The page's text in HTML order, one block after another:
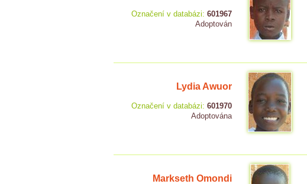
Označení v databázi: 601967
Adoptován
Lydia Awuor
Označení v databázi: 601970
Adoptována
Markseth Omondi